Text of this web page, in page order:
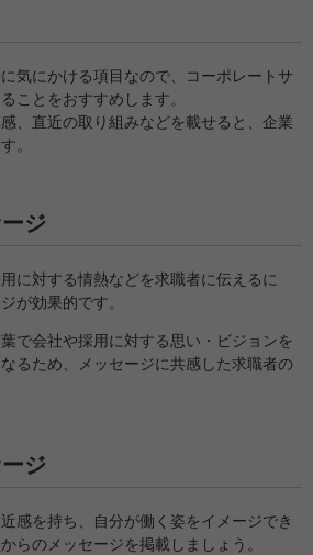
気にかける項目なので、コーポレートサ
ことをおすすめします。
、直近の取り組みなどを載せると、企業
。
ジ
に対する情熱などを求職者に伝えるに
が効果的です。
で会社や採用に対する思い・ビジョンを
るため、メッセージに共感した求職者の
ジ
感を持ち、自分が働く姿をイメージでき
らのメッセージを掲載しましょう。